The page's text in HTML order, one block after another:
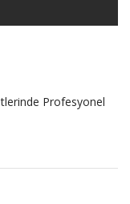
Profesyonel